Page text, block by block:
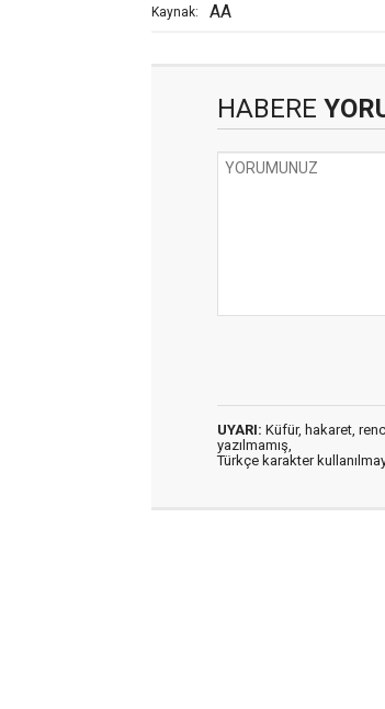
Kaynak: AA
HABERE
UYARI: Küfür, hakaret,
yazılmamış,
Türkçe karakter